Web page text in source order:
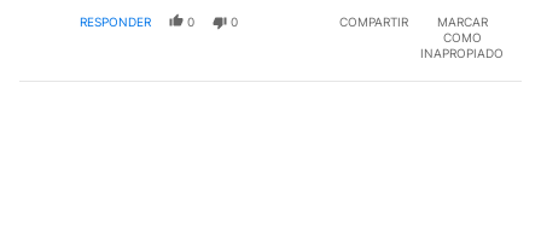
RESPONDER 0 0 COMPARTIR
MARCAR
COMO
INAPROPIADO